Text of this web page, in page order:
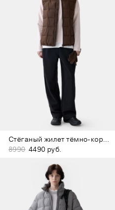
Стёганый жилет тёмно-коричневый
8990 4490 руб.